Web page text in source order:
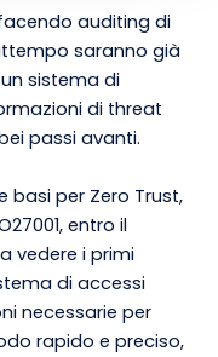
auditing di
saranno già
sistema di
di threat
passi avanti.
basi per Zero Trust,
entro il
vedere i primi
di accessi
necessarie per
rapido e preciso,